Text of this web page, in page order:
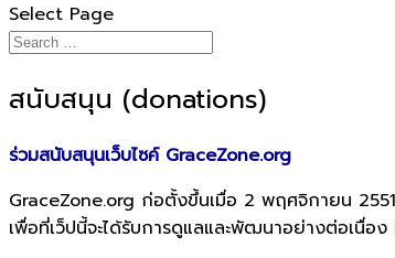
Select Page
สนับสนุน (donations)
ร่วมสนับสนุนเว็บไซค์ GraceZone.org
GraceZone.org ก่อตั้งขึ้นเมื่อ 2 พฤศจิกายน 2551
เพื่อที่เว็ปนี้จะได้รับการดูแลและพัฒนาอย่างต่อเนื่อ